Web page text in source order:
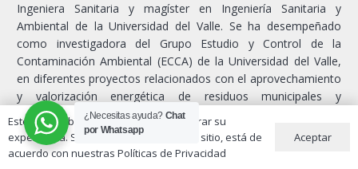
Ingeniera Sanitaria y magíster en Ingeniería Sanitaria y
Ambiental de la Universidad del Valle. Se ha desempeñado
como investigadora del Grupo Estudio y Control de la
Contaminación Ambiental (ECCA) de la Universidad del Valle,
en diferentes proyectos relacionados con el aprovechamiento
y valorización energética de residuos municipales y
agroindustriales. Ha participado como ponente de diferentes
eventos nacionales e internacionales en temas de digestión
anaerobia de residuos.
¿Necesitas ayuda? Chat
por Whatsapp
Este sitio web utiliza cookies para mejorar su
experiencia. Si continúa utilizando este sitio, está de
acuerdo con nuestras Políticas de Privacidad
Aceptar